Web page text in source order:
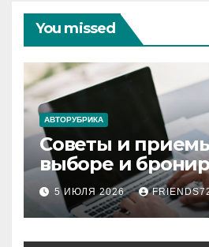
You missed
АВТОРУБРИКА
Советы и
выборе и
авиабилетов
5 ИЮЛЯ 2026